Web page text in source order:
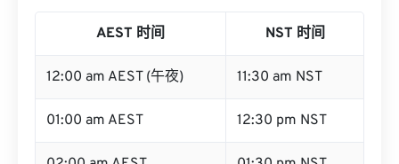
AEST 时间 NST 时间
12:00 am AEST (午夜) 11:30 am NST
01:00 am AEST 12:30 pm NST